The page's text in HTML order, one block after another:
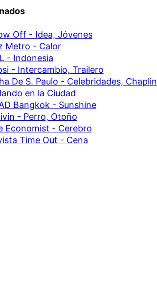
Off - Idea, Jóvenes
Metro - Calor
- Indonesia
- Intercambio, Trailero
De S. Paulo - Celebridades, Chaplin
en la Ciudad
Bangkok - Sunshine
- Perro, Otoño
Economist - Cerebro
Time Out - Cena